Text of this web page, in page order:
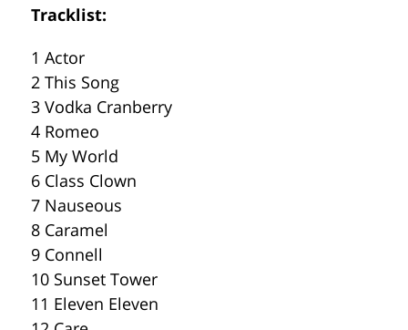
Tracklist:
1 Actor
2 This Song
3 Vodka Cranberry
4 Romeo
5 My World
6 Class Clown
7 Nauseous
8 Caramel
9 Connell
10 Sunset Tower
11 Eleven Eleven